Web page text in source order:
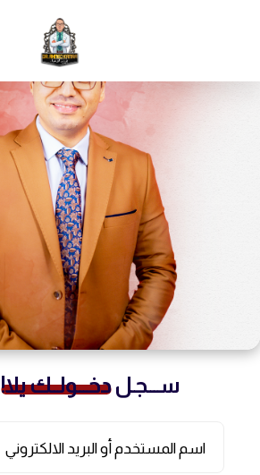
ســـجـلدخـــولــك يلا!
اسم المستخدم أو البريد الالكتروني